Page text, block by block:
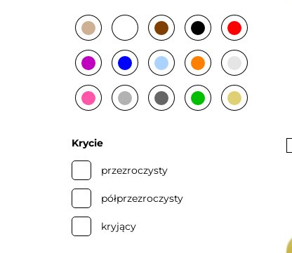
z płatkami
beżowy biały brązowyczarny czerwony
fioletowygranatowyniebieskipomarańczowyprzezroczysty
różowy srebrny szary zielony złoty
Krycie
przezroczysty
półprzezroczysty
kryjący